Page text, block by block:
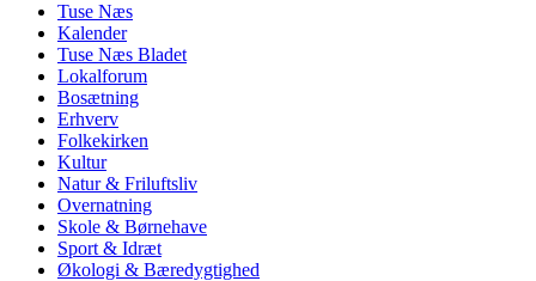
Tuse Næs
Kalender
Tuse Næs Bladet
Lokalforum
Bosætning
Erhverv
Folkekirken
Kultur
Natur & Friluftsliv
Overnatning
Skole & Børnehave
Sport & Idræt
Økologi & Bæredygtighed